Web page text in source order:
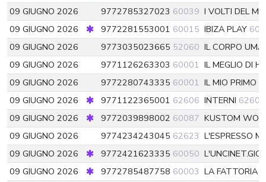
09 GIUGNO 2026
9772785327023 60039 I VOLTI DEL
09 GIUGNO 2026
9772281553001 60015 IBIZA PLAY
09 GIUGNO 2026
9773035023665 52060 IL CORPO
09 GIUGNO 2026
9771126263303 60001 IL MEGLIO DI
09 GIUGNO 2026
9772280743335 60001 IL MIO PRIMO
09 GIUGNO 2026
9771122365001 62606 INTERNI 62606
09 GIUGNO 2026
9772039898002 60087 KUSTOM
09 GIUGNO 2026
9774234243045 62623 L'ESPRESSO
09 GIUGNO 2026
9772421623335 60050
09 GIUGNO 2026
9772785487758 60003 LA FATTORIA